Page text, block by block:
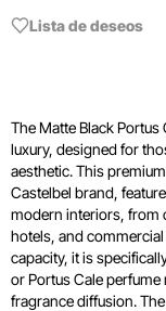
Lista de deseos
The Matte Black
luxury, designed for
aesthetic. This
Castelbel brand,
modern interiors, from
hotels, and
capacity, it is
or Portus Cale
fragrance diffusion.